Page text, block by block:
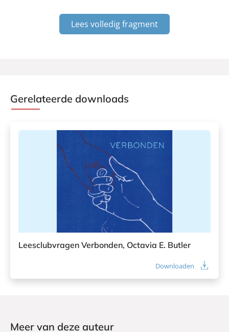
Lees volledig fragment
Gerelateerde downloads
Leesclubvragen Verbonden, Octavia E. Butler
Downloaden
Meer van deze auteur